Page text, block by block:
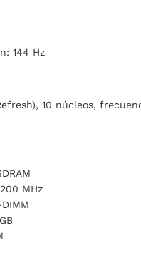
144 Hz
10 núcleos,
MHz